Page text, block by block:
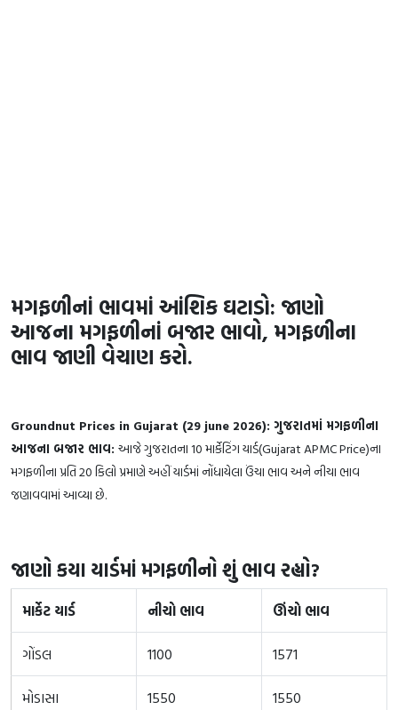
મગફળીનાં ભાવમાં આંશિક ઘટાડો: જાણો
આજના મગફળીનાં બજાર ભાવો, મગફળીના
ભાવ જાણી વેચાણ કરો.
Groundnut Prices in Gujarat (29 june 2026): ગુજરાતમાં મગફળીના
આજના બજાર ભાવ: આજે ગુજરાતના 10 માર્કેટિંગ યાર્ડ(Gujarat APMC Price)ના
મગફળીના પ્રતિ 20 કિલો પ્રમાણે અહીં યાર્ડમાં નોંધાયેલા ઉંચા ભાવ અને નીચા ભાવ
જણાવવામાં આવ્યા છે.
જાણો કયા યાર્ડમાં મગફળીનો શું ભાવ રહ્યો?
માર્કેટ યાર્ડ નીચો ભાવ ઊંચો ભાવ
ગોંડલ 1100 1571
મોડાસા 1550 1550